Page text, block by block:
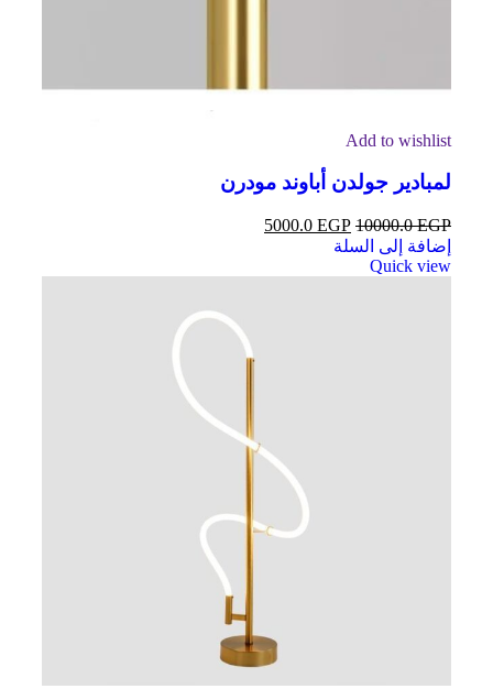
Add to wishlist
لمبادير جولدن أباوند مودرن
10000.0EGP
5000.0 EGP
إضافة إلى السلة
Quick view